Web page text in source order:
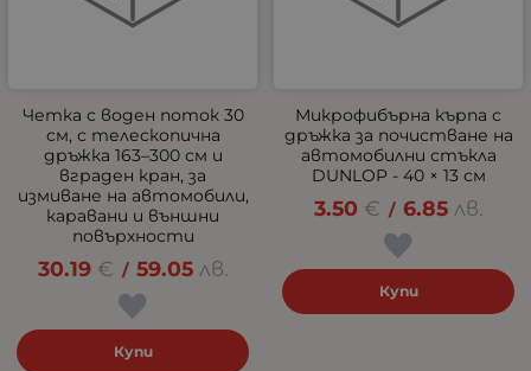
Четка с воден поток 30
см, с телескопична
дръжка 163–300 см и
вграден кран, за
измиване на автомобили,
каравани и външни
повърхности
30.19 € / 59.05 лв.
Купи
Микрофибърна кърпа с
дръжка за почистване на
автомобилни стъкла
DUNLOP - 40 × 13 см
3.50 € / 6.85 лв.
Купи